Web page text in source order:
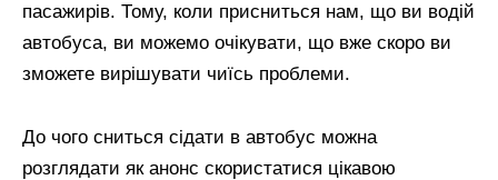
пасажирів. Тому, коли присниться нам, що ви водій
автобуса, ви можемо очікувати, що вже скоро ви
зможете вирішувати чиїсь проблеми.
До чого сниться сідати в автобус можна
розглядати як анонс скористатися цікавою